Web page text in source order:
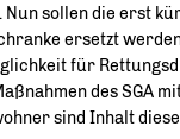
sollen die erst
ersetzt
für
des SGA
sind Inhalt